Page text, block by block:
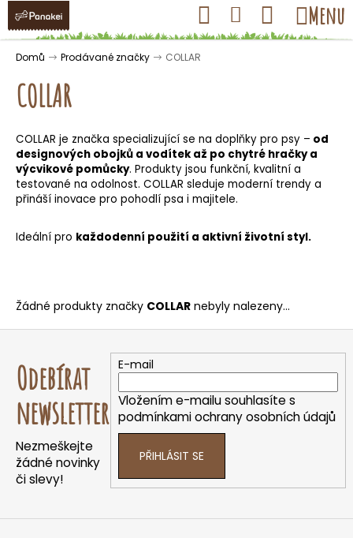
Přejít
obsah
Hledat Přihlášení
Nákupní
košík
Menu
Domů Prodávané značky COLLAR
COLLAR
COLLAR je značka specializující se na doplňky pro psy – od
designových obojků a vodítek až po chytré hračky a
výcvikové pomůcky. Produkty jsou funkční, kvalitní a
testované na odolnost. COLLAR sleduje moderní trendy a
přináší inovace pro pohodlí psa i majitele.
Ideální pro každodenní použití a aktivní životní styl.
Žádné produkty značky COLLAR nebyly nalezeny...
K
o Zpět
Zpět
C
o
p
o
t
b
u
j
t
e
n
a
j
í
?
Odebírat
newsletter
Nezmeškejte
žádné novinky
či slevy!
E-mail
Vložením e-mailu souhlasíte s
podmínkami ochrany osobních údajů
PŘIHLÁSIT SE